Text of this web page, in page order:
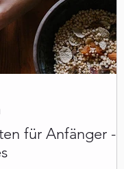
für Anfänger -